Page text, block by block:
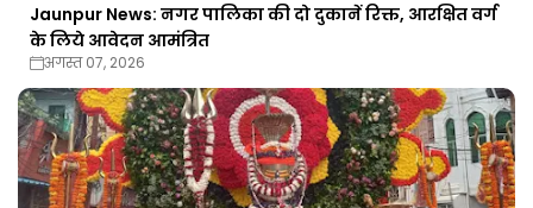
Jaunpur News: नगर पालिका की दो दुकानें रिक्त, आरक्षित वर्ग
के लिये आवेदन आमंत्रित
अगस्त 07, 2026